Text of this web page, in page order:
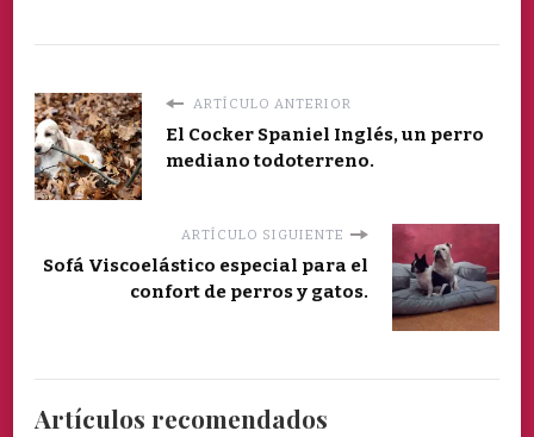
ARTÍCULO ANTERIOR
El Cocker Spaniel Inglés, un perro
mediano todoterreno.
ARTÍCULO SIGUIENTE
Sofá Viscoelástico especial para el
confort de perros y gatos.
Artículos recomendados